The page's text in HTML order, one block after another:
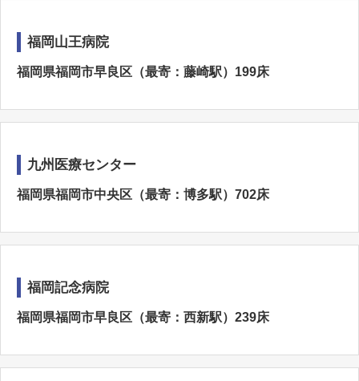
福岡山王病院
福岡県福岡市早良区（最寄：藤崎駅）199床
九州医療センター
福岡県福岡市中央区（最寄：博多駅）702床
福岡記念病院
福岡県福岡市早良区（最寄：西新駅）239床